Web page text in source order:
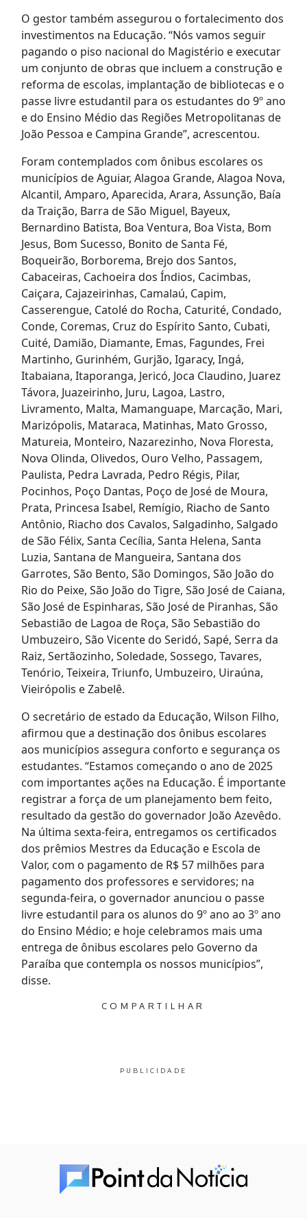
O gestor também assegurou o fortalecimento dos
investimentos na Educação. “Nós vamos seguir
pagando o piso nacional do Magistério e executar
um conjunto de obras que incluem a construção e
reforma de escolas, implantação de bibliotecas e o
passe livre estudantil para os estudantes do 9º ano
e do Ensino Médio das Regiões Metropolitanas de
João Pessoa e Campina Grande”, acrescentou.
Foram contemplados com ônibus escolares os
municípios de Aguiar, Alagoa Grande, Alagoa Nova,
Alcantil, Amparo, Aparecida, Arara, Assunção, Baía
da Traição, Barra de São Miguel, Bayeux,
Bernardino Batista, Boa Ventura, Boa Vista, Bom
Jesus, Bom Sucesso, Bonito de Santa Fé,
Boqueirão, Borborema, Brejo dos Santos,
Cabaceiras, Cachoeira dos Índios, Cacimbas,
Caiçara, Cajazeirinhas, Camalaú, Capim,
Casserengue, Catolé do Rocha, Caturité, Condado,
Conde, Coremas, Cruz do Espírito Santo, Cubati,
Cuité, Damião, Diamante, Emas, Fagundes, Frei
Martinho, Gurinhém, Gurjão, Igaracy, Ingá,
Itabaiana, Itaporanga, Jericó, Joca Claudino, Juarez
Távora, Juazeirinho, Juru, Lagoa, Lastro,
Livramento, Malta, Mamanguape, Marcação, Mari,
Marizópolis, Mataraca, Matinhas, Mato Grosso,
Matureia, Monteiro, Nazarezinho, Nova Floresta,
Nova Olinda, Olivedos, Ouro Velho, Passagem,
Paulista, Pedra Lavrada, Pedro Régis, Pilar,
Pocinhos, Poço Dantas, Poço de José de Moura,
Prata, Princesa Isabel, Remígio, Riacho de Santo
Antônio, Riacho dos Cavalos, Salgadinho, Salgado
de São Félix, Santa Cecília, Santa Helena, Santa
Luzia, Santana de Mangueira, Santana dos
Garrotes, São Bento, São Domingos, São João do
Rio do Peixe, São João do Tigre, São José de Caiana,
São José de Espinharas, São José de Piranhas, São
Sebastião de Lagoa de Roça, São Sebastião do
Umbuzeiro, São Vicente do Seridó, Sapé, Serra da
Raiz, Sertãozinho, Soledade, Sossego, Tavares,
Tenório, Teixeira, Triunfo, Umbuzeiro, Uiraúna,
Vieirópolis e Zabelê.
O secretário de estado da Educação, Wilson Filho,
afirmou que a destinação dos ônibus escolares
aos municípios assegura conforto e segurança os
estudantes. “Estamos começando o ano de 2025
com importantes ações na Educação. É importante
registrar a força de um planejamento bem feito,
resultado da gestão do governador João Azevêdo.
Na última sexta-feira, entregamos os certificados
dos prêmios Mestres da Educação e Escola de
Valor, com o pagamento de R$ 57 milhões para
pagamento dos professores e servidores; na
segunda-feira, o governador anunciou o passe
livre estudantil para os alunos do 9º ano ao 3º ano
do Ensino Médio; e hoje celebramos mais uma
entrega de ônibus escolares pelo Governo da
Paraíba que contempla os nossos municípios”,
disse.
COMPARTILHAR
PUBLICIDADE